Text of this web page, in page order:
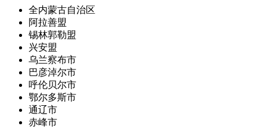
全内蒙古自治区
阿拉善盟
锡林郭勒盟
兴安盟
乌兰察布市
巴彦淖尔市
呼伦贝尔市
鄂尔多斯市
通辽市
赤峰市